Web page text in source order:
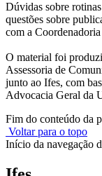
Dúvidas sobre
questões sobre
com a
O material foi
Assessoria de
junto ao Ifes, com
Advocacia Geral da
Fim do conteúdo da
Voltar para o topo
Início da navegação